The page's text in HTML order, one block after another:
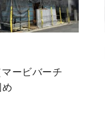
マービバーチ